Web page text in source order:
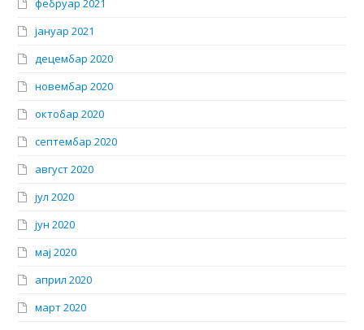
фебруар 2021
јануар 2021
децембар 2020
новембар 2020
октобар 2020
септембар 2020
август 2020
јул 2020
јун 2020
мај 2020
април 2020
март 2020